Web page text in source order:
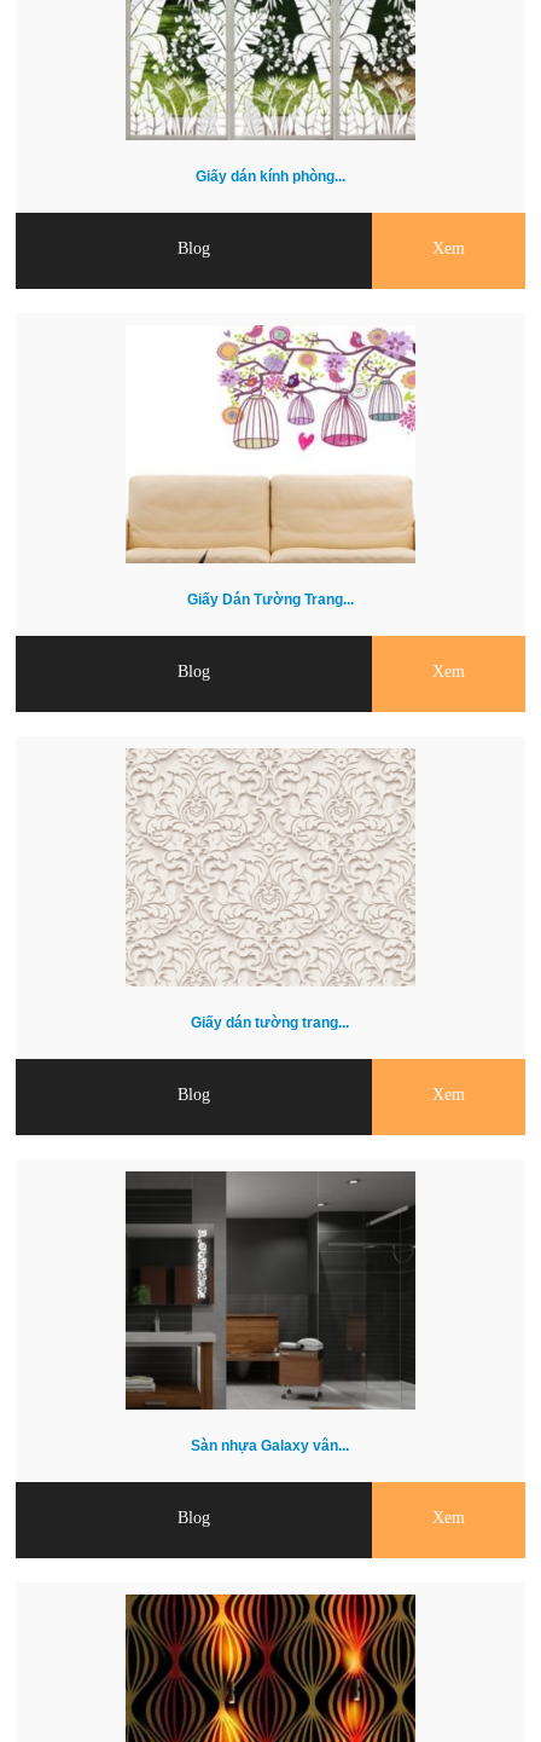
Giấy dán kính phòng...
Blog Xem
Giấy Dán Tường Trang...
Blog Xem
Giấy dán tường trang...
Blog Xem
Sàn nhựa Galaxy vân...
Blog Xem